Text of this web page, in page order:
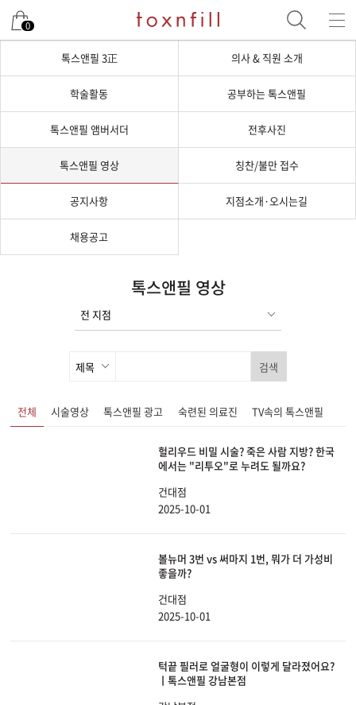
0
톡스앤필 3正 의사 & 직원 소개
학술활동 공부하는 톡스앤필
톡스앤필 앰버서더 전후사진
톡스앤필 영상 칭찬/불만 접수
공지사항 지점소개·오시는길
채용공고
톡스앤필 영상
검색
전체 시술영상 톡스앤필 광고 숙련된 의료진 TV속의 톡스앤필
헐리우드 비밀 시술? 죽은 사람 지방? 한국
에서는 "리투오"로 누려도 될까요?
건대점
2025-10-01
볼뉴머 3번 vs 써마지 1번, 뭐가 더 가성비
좋을까?
건대점
2025-10-01
턱끝 필러로 얼굴형이 이렇게 달라졌어요?
ㅣ톡스앤필 강남본점